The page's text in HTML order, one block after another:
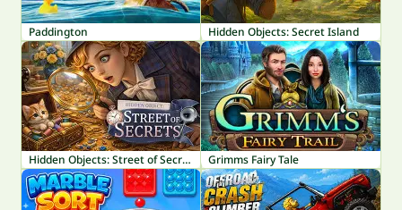
Paddington Hidden Objects: Secret Island
Hidden Objects: Street of Secrets Grimms Fairy Tale